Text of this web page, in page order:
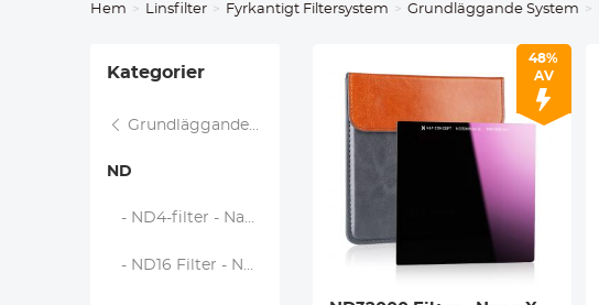
Hem Linsfilter Fyrkantigt Filtersystem Grundläggande System
Kategorier
Grundläggande System
ND
- ND4-filter - Nano-Xcel-Serien
- ND16 Filter - Nano X
48%
AV